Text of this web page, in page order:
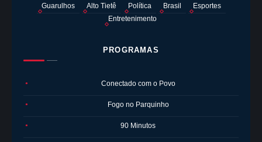
Guarulhos Alto Tietê Política Brasil
Esportes
Entretenimento
PROGRAMAS
● Conectado com o Povo
● Fogo no Parquinho
● 90 Minutos